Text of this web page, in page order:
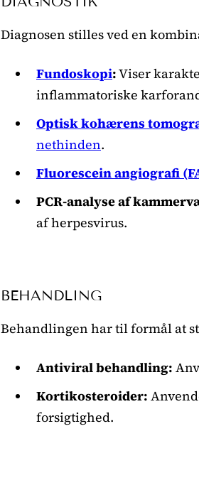
Diagnosen stilles ved en
Fundoskopi:Viser
inflammatoriske
Optisk kohærens
nethinden.
Fluorescein angiografi
PCR-analyse af
af herpesvirus.
BEHANDLING
Behandlingen har til formål at
Antiviral behandling:
Kortikosteroider:
forsigtighed.